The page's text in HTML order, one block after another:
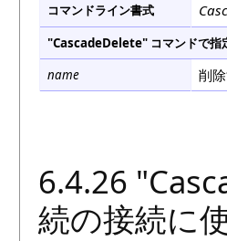
コマンドライン書式
"CascadeDelete" コマンドで指
name
削
6.4.26
続の接続に